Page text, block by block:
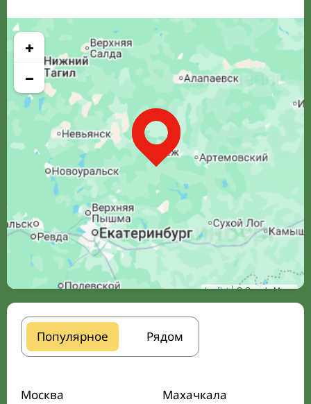
+
−
Leaflet| © Google Maps
Популярное Рядом
Москва
Махачкала